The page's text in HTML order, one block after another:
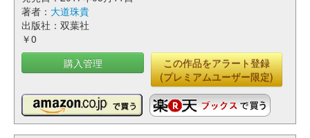
著者： 大道珠貴
出版社：双葉社
￥0
購入管理
この作品をアラート登録
(プレミアムユーザー限定)